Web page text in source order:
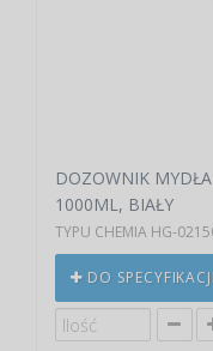
DOZOWNIK
1000ML, BIAŁY
TYPU CHEMIA HG-
DO SPECYFIKACJI